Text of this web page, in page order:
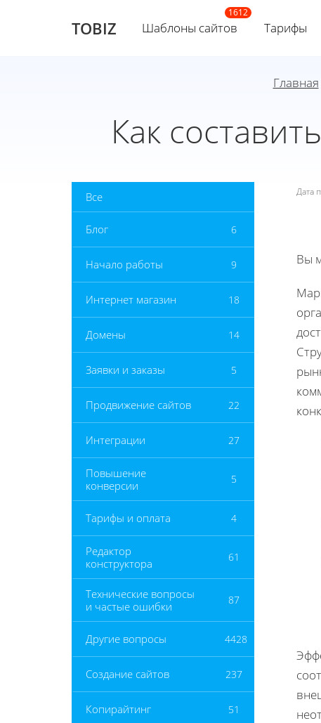
TOBIZ Шаблоны сайтов Тарифы
Главная
Как
Все
Блог 6
Начало работы 9
Интернет магазин 18
Домены 14
Заявки и заказы 5
Продвижение сайтов 22
Интеграции 27
Повышение
конверсии
5
Тарифы и оплата 4
Редактор
конструктора
61
Технические вопросы
и частые ошибки
87
Другие вопросы 4428
Создание сайтов 237
Копирайтинг 51
Дата
Вы